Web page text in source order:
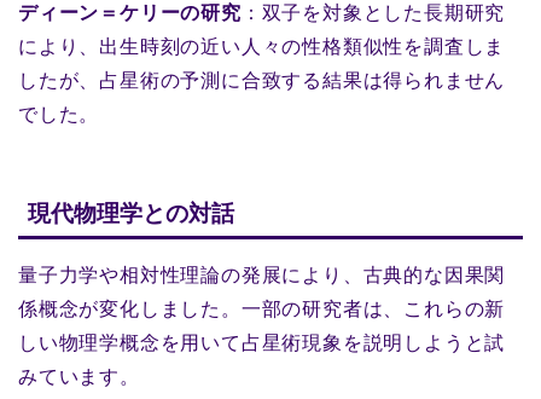
ディーン＝ケリーの研究 ：双子を対象とした長期研究
により、出生時刻の近い人々の性格類似性を調査しま
したが、占星術の予測に合致する結果は得られません
でした。
現代物理学との対話
量子力学や相対性理論の発展により、古典的な因果関
係概念が変化しました。一部の研究者は、これらの新
しい物理学概念を用いて占星術現象を説明しようと試
みています。